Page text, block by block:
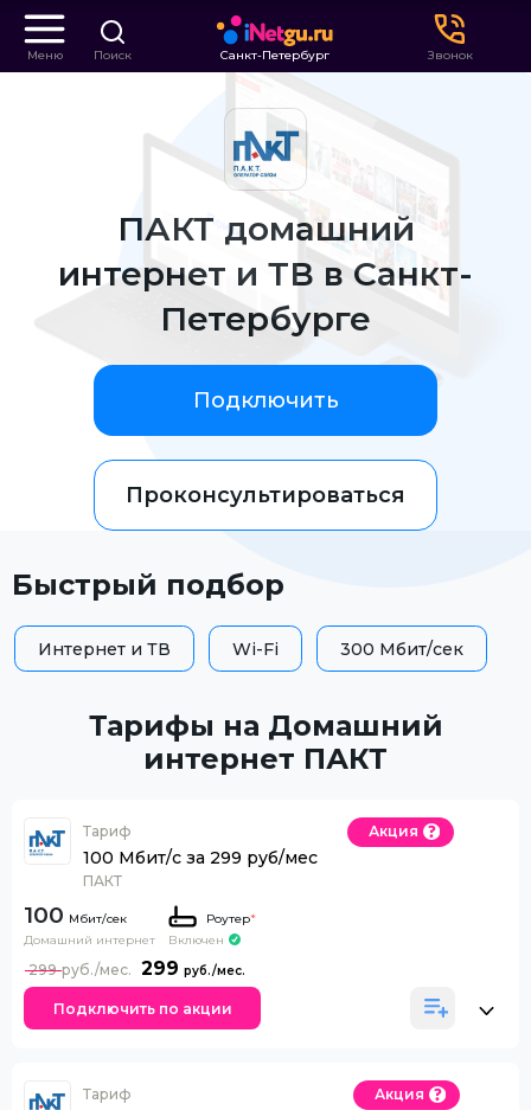
Меню Поиск Санкт-Петербург Звонок
ПАКТ домашний
интернет и ТВ в Санкт-
Петербурге
Подключить
Проконсультироваться
Быстрый подбор
Интернет и ТВ Wi-Fi 300 Мбит/сек
Тарифы на Домашний
интернет ПАКТ
Тариф
100 Мбит/с за 299 руб/мес
ПАКТ
Акция
100
Домашний интернет
Роутер*
Включен
299
299
Подключить по акции
Тариф Акция